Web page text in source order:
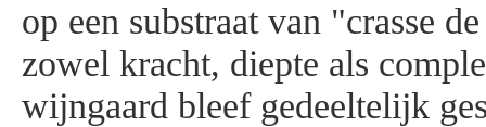
op een substraat van "crasse
zowel kracht, diepte als
wijngaard bleef gedeeltelijk